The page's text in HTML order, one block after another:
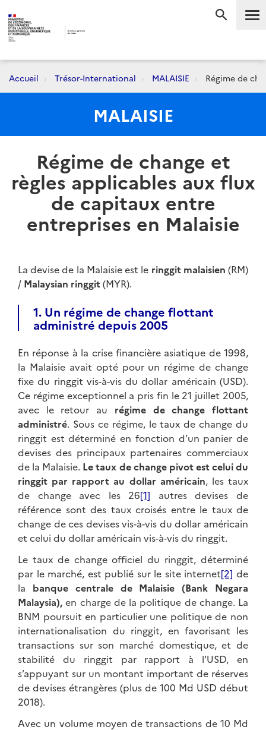
Accueil Trésor-International MALAISIE Régime de
MALAISIE
Régime de change et
règles applicables aux flux
de capitaux entre
entreprises en Malaisie
La devise de la Malaisie est le ringgit malaisien (RM)
/ Malaysian ringgit(MYR).
1. Un régime de change flottant
administré depuis 2005
En réponse à la crise financière asiatique de 1998,
la Malaisie avait opté pour un régime de change
fixe du ringgit vis-à-vis du dollar américain (USD).
Ce régime exceptionnel a pris fin le 21 juillet 2005,
avec le retour au régime de change flottant
administré. Sous ce régime, le taux de change du
ringgit est déterminé en fonction d’un panier de
devises des principaux partenaires commerciaux
de la Malaisie. Le taux de change pivot est celui du
ringgit par rapport au dollar américain, les taux
de change avec les 26[1] autres devises de
référence sont des taux croisés entre le taux de
change de ces devises vis-à-vis du dollar américain
et celui du dollar américain vis-à-vis du ringgit.
Le taux de change officiel du ringgit, déterminé
par le marché, est publié sur le site internet[2] de
la banque centrale de Malaisie (Bank Negara
Malaysia), en charge de la politique de change. La
BNM poursuit en particulier une politique de non
internationalisation du ringgit, en favorisant les
transactions sur son marché domestique, et de
stabilité du ringgit par rapport à l’USD, en
s’appuyant sur un montant important de réserves
de devises étrangères (plus de 100 Md USD début
2018).
Avec un volume moyen de transactions de 10 Md